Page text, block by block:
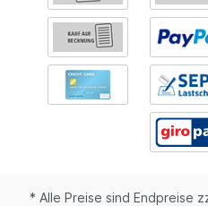
* Alle Preise sind Endpreise